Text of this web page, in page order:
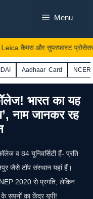
Menu
कैमरा और सुपरफास्ट प्रोसेसर
Aadhaar Card
भारत का यह
नाम जानकर रह
व 84 यूनिवर्सिटी हैं- प्रति
जैसे टॉप संस्थान यहां हैं।
2020 से प्रगति, लेकिन
के सपनों का केंद्र यूपी!